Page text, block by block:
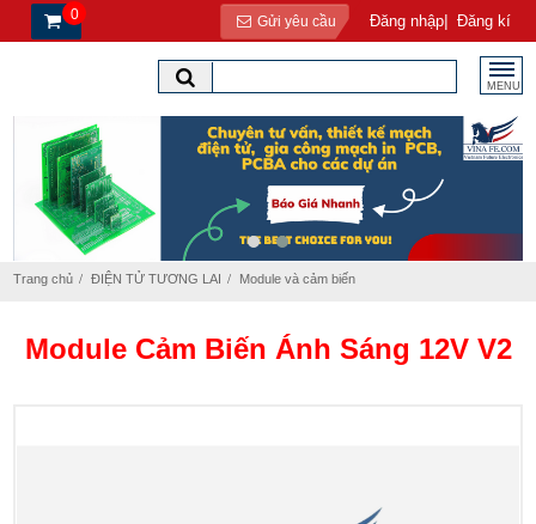
0 Gửi yêu cầu Đăng nhập| Đăng kí
MENU
Trang chủ ĐIỆN TỬ TƯƠNG LAI Module và cảm biến
Module Cảm Biến Ánh Sáng 12V V2